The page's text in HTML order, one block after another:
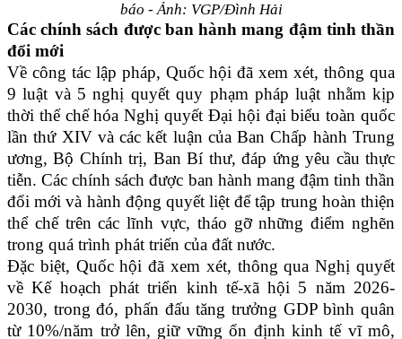
báo - Ảnh: VGP/Đình Hải
Các chính sách được ban hành mang đậm tinh thần
đổi mới
Về công tác lập pháp, Quốc hội đã xem xét, thông qua
9 luật và 5 nghị quyết quy phạm pháp luật nhằm kịp
thời thể chế hóa Nghị quyết Đại hội đại biểu toàn quốc
lần thứ XIV và các kết luận của Ban Chấp hành Trung
ương, Bộ Chính trị, Ban Bí thư, đáp ứng yêu cầu thực
tiễn. Các chính sách được ban hành mang đậm tinh thần
đổi mới và hành động quyết liệt để tập trung hoàn thiện
thể chế trên các lĩnh vực, tháo gỡ những điểm nghẽn
trong quá trình phát triển của đất nước.
Đặc biệt, Quốc hội đã xem xét, thông qua Nghị quyết
về Kế hoạch phát triển kinh tế-xã hội 5 năm 2026-
2030, trong đó, phấn đấu tăng trưởng GDP bình quân
từ 10%/năm trở lên, giữ vững ổn định kinh tế vĩ mô,